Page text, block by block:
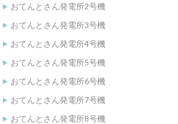
おてんとさん発電所2号機
おてんとさん発電所3号機
おてんとさん発電所4号機
おてんとさん発電所5号機
おてんとさん発電所6号機
おてんとさん発電所7号機
おてんとさん発電所8号機